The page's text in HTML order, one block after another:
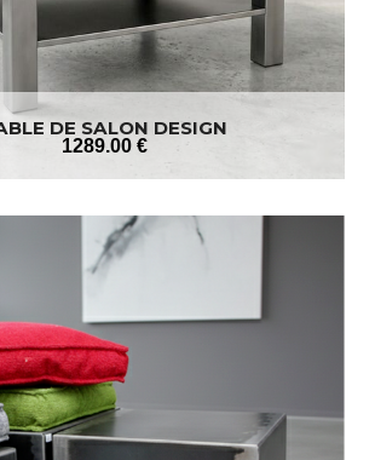
DE SALON DESIGN
1289.00 €